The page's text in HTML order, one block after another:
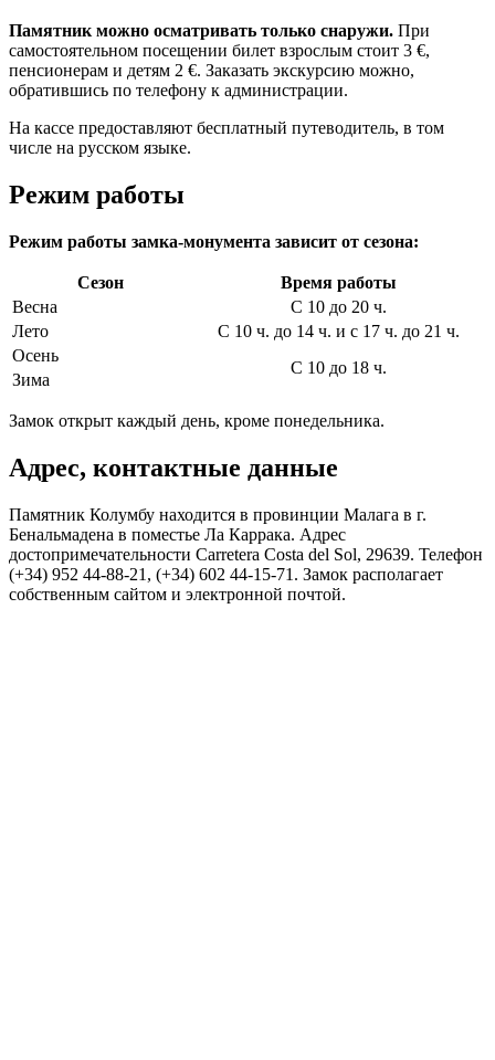
Памятник можно осматривать только снаружи. При
самостоятельном посещении билет взрослым стоит 3 €,
пенсионерам и детям 2 €. Заказать экскурсию можно,
обратившись по телефону к администрации.
На кассе предоставляют бесплатный путеводитель, в том
числе на русском языке.
Режим работы
Режим работы замка-монумента зависит от сезона:
Сезон
Время работы
Весна
С 10 до 20 ч.
Лето
С 10 ч. до 14 ч. и с 17 ч. до 21 ч.
Осень
С 10 до 18 ч.
Зима
Замок открыт каждый день, кроме понедельника.
Адрес, контактные данные
Памятник Колумбу находится в провинции Малага в г.
Бенальмадена в поместье Ла Каррака. Адрес
достопримечательности Carretera Costa del Sol, 29639. Телефон
(+34) 952 44-88-21, (+34) 602 44-15-71. Замок располагает
собственным сайтом и электронной почтой.